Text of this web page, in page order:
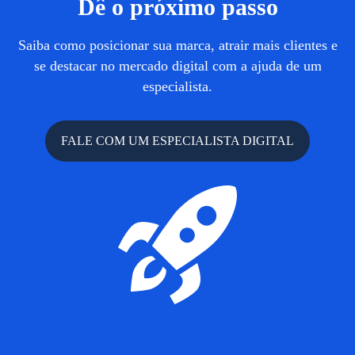
Dê o próximo passo
Saiba como posicionar sua marca, atrair mais clientes e
se destacar no mercado digital com a ajuda de um
especialista.
FALE COM UM ESPECIALISTA DIGITAL